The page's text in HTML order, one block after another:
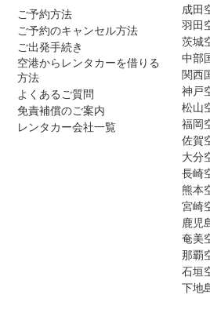
ご予約方法
ご予約のキャンセル方法
ご出発手続き
空港からレンタカーを借りる
方法
よくあるご質問
免責補償のご案内
レンタカー会社一覧
成田
羽田
茨城
中部
関西
神戸
松山
福岡
佐賀
大分
長崎
熊本
宮崎
鹿児
奄美
那覇
石垣
下地